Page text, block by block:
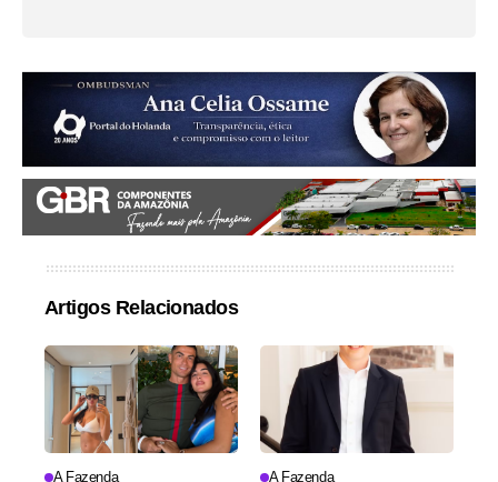
Artigos Relacionados
A Fazenda A Fazenda